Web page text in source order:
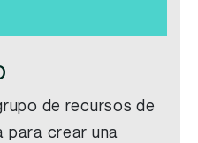
de recursos de
para crear una